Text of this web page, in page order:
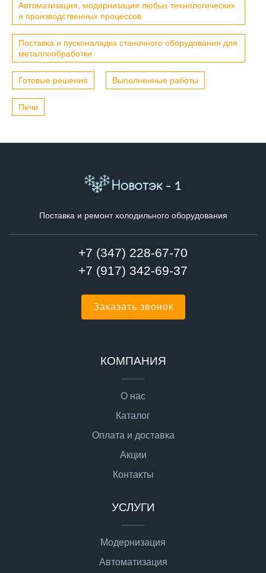
Автоматизация, модернизация любых технологических
и производственных процессов
Поставка и пусконаладка станочного оборудования для
металлообработки
Готовые решения Выполненные работы
Печи
Поставка и ремонт холодильного оборудования
+7 (347) 228-67-70
+7 (917) 342-69-37
Заказать звонок
КОМПАНИЯ
О нас
Каталог
Оплата и доставка
Акции
Контакты
УСЛУГИ
Модернизация
Автоматизация